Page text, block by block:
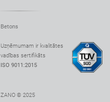
Betons
Uzņēmumam ir kvalitātes
vadības sertifikāts
ISO 9011:2015
ZANO © 2025